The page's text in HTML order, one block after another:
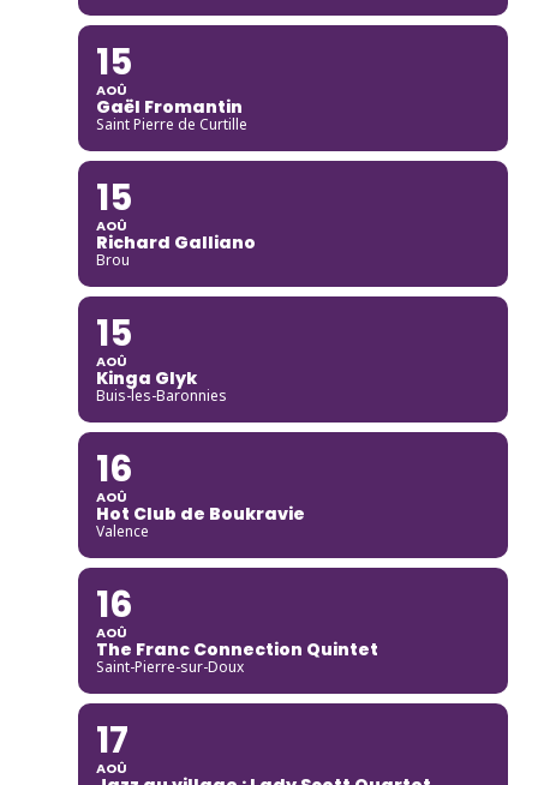
15
AOÛ
Gaël Fromantin
Saint Pierre de Curtille
15
AOÛ
Richard Galliano
Brou
15
AOÛ
Kinga Glyk
Buis-les-Baronnies
16
AOÛ
Hot Club de Boukravie
Valence
16
AOÛ
The Franc Connection Quintet
Saint-Pierre-sur-Doux
17
AOÛ